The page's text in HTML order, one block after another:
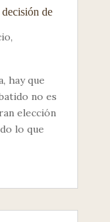
de
,
hay que
no es
elección
lo que